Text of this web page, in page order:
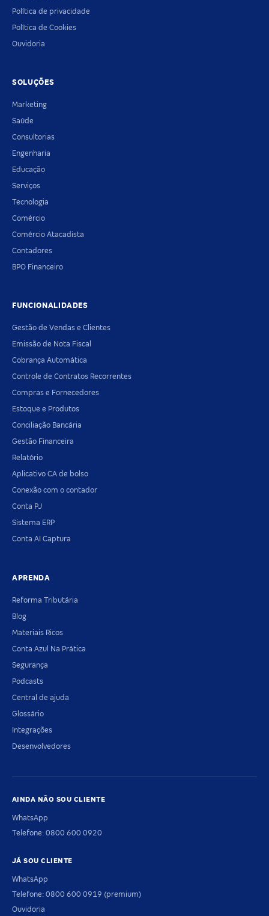
Política de privacidade
Política de Cookies
Ouvidoria
SOLUÇÕES
Marketing
Saúde
Consultorias
Engenharia
Educação
Serviços
Tecnologia
Comércio
Comércio Atacadista
Contadores
BPO Financeiro
FUNCIONALIDADES
Gestão de Vendas e Clientes
Emissão de Nota Fiscal
Cobrança Automática
Controle de Contratos Recorrentes
Compras e Fornecedores
Estoque e Produtos
Conciliação Bancária
Gestão Financeira
Relatório
Aplicativo CA de bolso
Conexão com o contador
Conta PJ
Sistema ERP
Conta AI Captura
APRENDA
Reforma Tributária
Blog
Materiais Ricos
Conta Azul Na Prática
Segurança
Podcasts
Central de ajuda
Glossário
Integrações
Desenvolvedores
AINDA NÃO SOU CLIENTE
WhatsApp
Telefone: 0800 600 0920
JÁ SOU CLIENTE
WhatsApp
Telefone: 0800 600 0919 (premium)
Ouvidoria